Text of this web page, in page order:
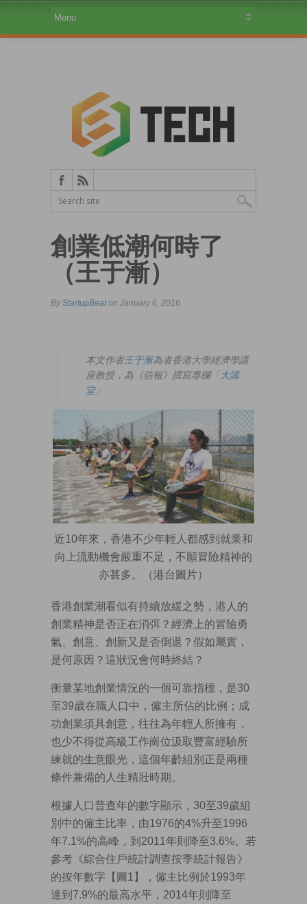
創業低潮何時了
（王于漸）
By StartupBeaton January 6, 2016
本文作者王于漸為者香港大學經濟學講
座教授，為《信報》撰寫專欄「 大講
堂」
近10年來，香港不少年輕人都感到就業和
向上流動機會嚴重不足，不願冒險精神的
亦甚多。（港台圖片）
香港創業潮看似有持續放緩之勢，港人的
創業精神是否正在消弭？經濟上的冒險勇
氣、創意、創新又是否倒退？假如屬實，
是何原因？這狀況會何時終結？
衡量某地創業情況的一個可靠指標，是30
至39歲在職人口中，僱主所佔的比例；成
功創業須具創意，往往為年輕人所擁有，
也少不得從高級工作崗位汲取豐富經驗所
練就的生意眼光，這個年齡組別正是兩種
條件兼備的人生精壯時期。
根據人口普查年的數字顯示，30至39歲組
別中的僱主比率，由1976的4%升至1996
年7.1%的高峰，到2011年則降至3.6%。若
參考《綜合住戶統計調查按季統計報告》
的按年數字【圖1】，僱主比例於1993年
達到7.9%的最高水平，2014年則降至